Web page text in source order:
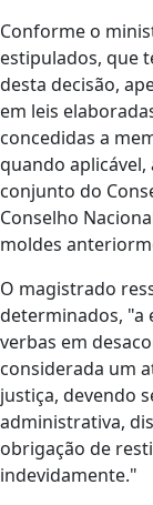
Conforme o
estipulados, que
desta decisão,
em leis
concedidas a
quando
conjunto do
Conselho
moldes
O magistrado
determinados, "a
verbas em
considerada um
justiça, devendo
administrativa,
obrigação de
indevidamente."